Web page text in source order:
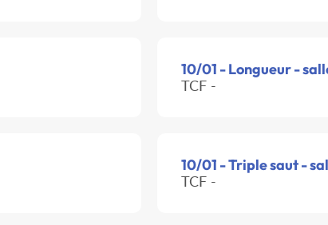
10/01 - Longueur -
TCF -
10/01 - Triple saut -
TCF -